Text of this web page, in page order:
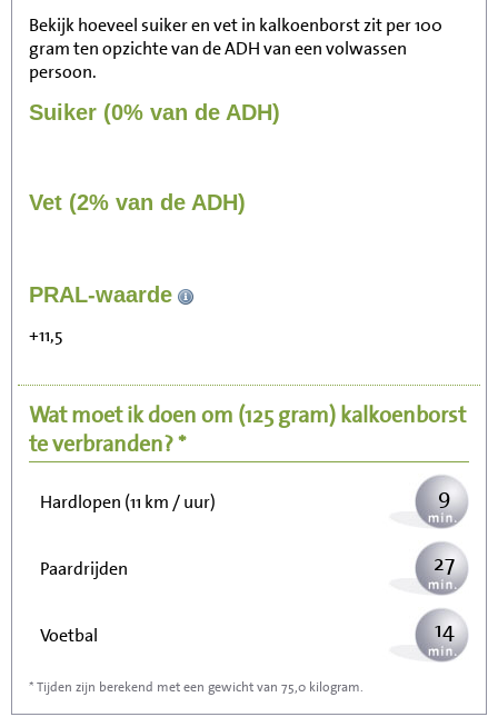
Bekijk hoeveel suiker en vet in kalkoenborst zit per 100
gram ten opzichte van de ADH van een volwassen
persoon.
Suiker (0% van de ADH)
Vet (2% van de ADH)
PRAL-waarde
+11,5
Wat moet ik doen om (125 gram)kalkoenborst
te verbranden? *
Zitten, tv kijken
Wandelen (5 km/uur) 24
Hardlopen (11 km / uur) 9
Paardrijden 27
Voetbal 14
Stofzuigen
* Tijden zijn berekend met een gewicht van 75,0 kilogram.